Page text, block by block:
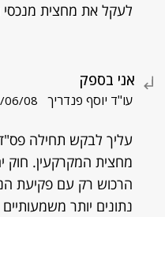
לעקל את מחצית מנכסי
אני בספק
עו"ד יוסף פנדריך 06/08
עליך לבקש תחילה
מחצית המקרקעין. חוק
הרכוש רק עם פקיעת
נתונים יותר